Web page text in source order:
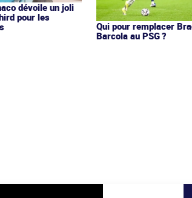
dévoile un joli
pour les
Qui pour remplacer
Barcola au PSG ?